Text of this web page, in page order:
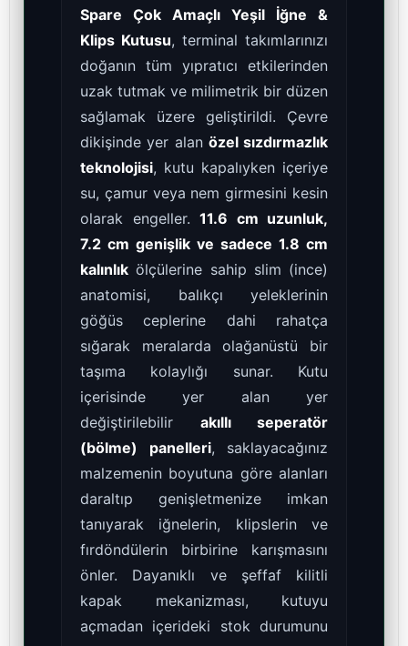
Spare Çok Amaçlı Yeşil İğne &
Klips Kutusu, terminal takımlarınızı
doğanın tüm yıpratıcı etkilerinden
uzak tutmak ve milimetrik bir düzen
sağlamak üzere geliştirildi. Çevre
dikişinde yer alan özel sızdırmazlık
teknolojisi, kutu kapalıyken içeriye
su, çamur veya nem girmesini kesin
olarak engeller. 11.6 cm uzunluk,
7.2 cm genişlik ve sadece 1.8 cm
kalınlık ölçülerine sahip slim (ince)
anatomisi, balıkçı yeleklerinin
göğüs ceplerine dahi rahatça
sığarak meralarda olağanüstü bir
taşıma kolaylığı sunar. Kutu
içerisinde yer alan yer
değiştirilebilir akıllı seperatör
(bölme) panelleri, saklayacağınız
malzemenin boyutuna göre alanları
daraltıp genişletmenize imkan
tanıyarak iğnelerin, klipslerin ve
fırdöndülerin birbirine karışmasını
önler. Dayanıklı ve şeffaf kilitli
kapak mekanizması, kutuyu
açmadan içerideki stok durumunu